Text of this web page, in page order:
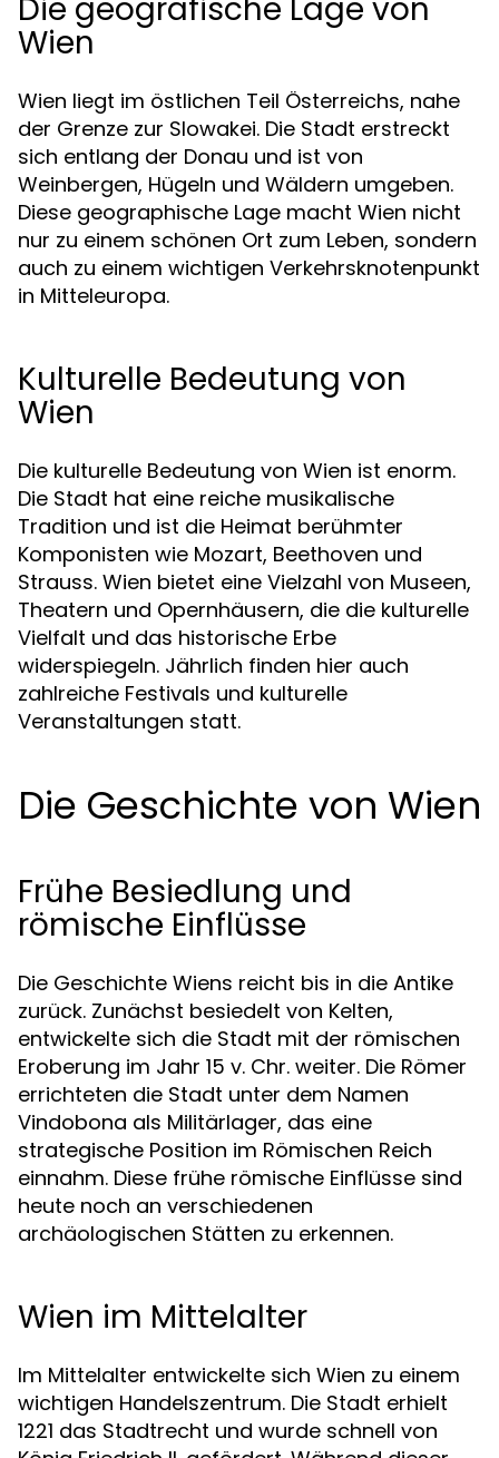
Die geografische Lage von
Wien
Wien liegt im östlichen Teil Österreichs, nahe
der Grenze zur Slowakei. Die Stadt erstreckt
sich entlang der Donau und ist von
Weinbergen, Hügeln und Wäldern umgeben.
Diese geographische Lage macht Wien nicht
nur zu einem schönen Ort zum Leben, sondern
auch zu einem wichtigen Verkehrsknotenpunkt
in Mitteleuropa.
Kulturelle Bedeutung von
Wien
Die kulturelle Bedeutung von Wien ist enorm.
Die Stadt hat eine reiche musikalische
Tradition und ist die Heimat berühmter
Komponisten wie Mozart, Beethoven und
Strauss. Wien bietet eine Vielzahl von Museen,
Theatern und Opernhäusern, die die kulturelle
Vielfalt und das historische Erbe
widerspiegeln. Jährlich finden hier auch
zahlreiche Festivals und kulturelle
Veranstaltungen statt.
Die Geschichte von Wien
Frühe Besiedlung und
römische Einflüsse
Die Geschichte Wiens reicht bis in die Antike
zurück. Zunächst besiedelt von Kelten,
entwickelte sich die Stadt mit der römischen
Eroberung im Jahr 15 v. Chr. weiter. Die Römer
errichteten die Stadt unter dem Namen
Vindobona als Militärlager, das eine
strategische Position im Römischen Reich
einnahm. Diese frühe römische Einflüsse sind
heute noch an verschiedenen
archäologischen Stätten zu erkennen.
Wien im Mittelalter
Im Mittelalter entwickelte sich Wien zu einem
wichtigen Handelszentrum. Die Stadt erhielt
1221 das Stadtrecht und wurde schnell von